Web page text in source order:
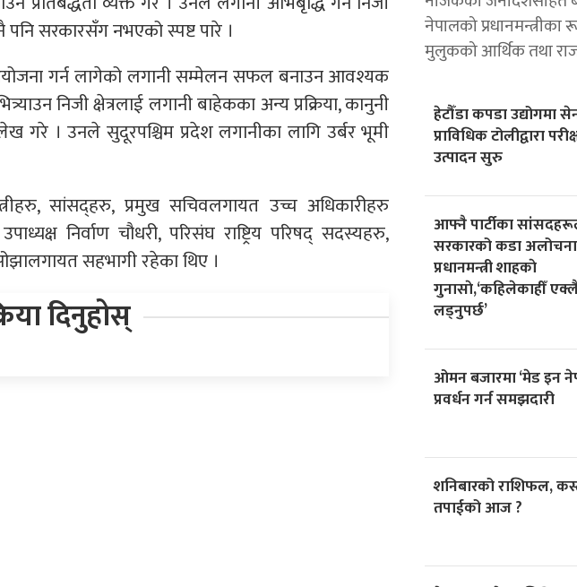
सरकारसँग नभएको स्पष्ट पारे ।
गर्न लागेको लगानी सम्मेलन सफल बनाउन आवश्यक
निजी क्षेत्रलाई लगानी बाहेकका अन्य प्रक्रिया, कानुनी
गरे । उनले सुदूरपश्चिम प्रदेश लगानीका लागि उर्बर भूमी
सांसद्हरु, प्रमुख सचिवलगायत उच्च अधिकारीहरु
निर्वाण चौधरी, परिसंघ राष्ट्रिय परिषद् सदस्यहरु,
सहभागी रहेका थिए ।
दिनुहोस्
नेपालको
मुलुकको आर्थिक तथा
हेटौँडा कपडा उद्योगमा
प्राविधिक टोलीद्वारा
उत्पादन सुरु
आफ्नै पार्टीका
सरकारको कडा
प्रधानमन्त्री शाहकाे
गुनासाे,‘कहिलेकाहीँ
लड्नुपर्छ’
ओमन बजारमा ‘मेड इन
प्रवर्धन गर्न समझदारी
शनिबारको राशिफल,
तपाईको आज ?